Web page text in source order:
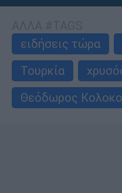
ειδήσεις τώρα
Τουρκία
Θεόδωρος